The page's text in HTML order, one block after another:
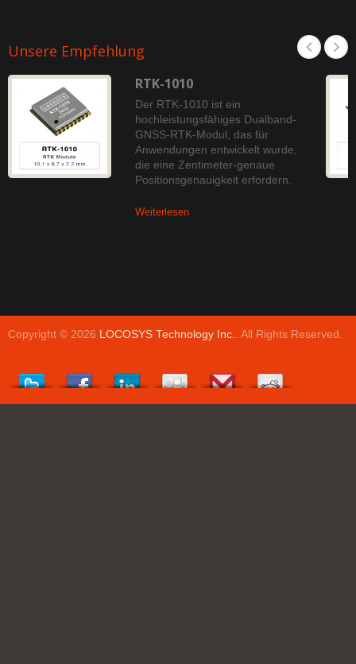
Unsere Empfehlung
RTK-1010
Der RTK-1010 ist ein
hochleistungsfähiges Dualband-
GNSS-RTK-Modul, das für
Anwendungen entwickelt wurde,
die eine Zentimeter-genaue
Positionsgenauigkeit erfordern.
Weiterlesen
Copyright © 2026 LOCOSYS Technology Inc. . All Rights Reserved.